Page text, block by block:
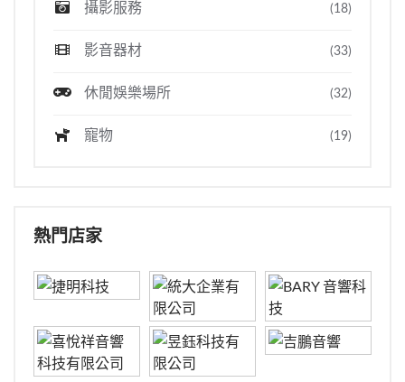
攝影服務 (18)
影音器材 (33)
休閒娛樂場所 (32)
寵物 (19)
熱門店家